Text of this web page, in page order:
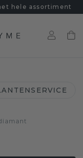
hele assortiment